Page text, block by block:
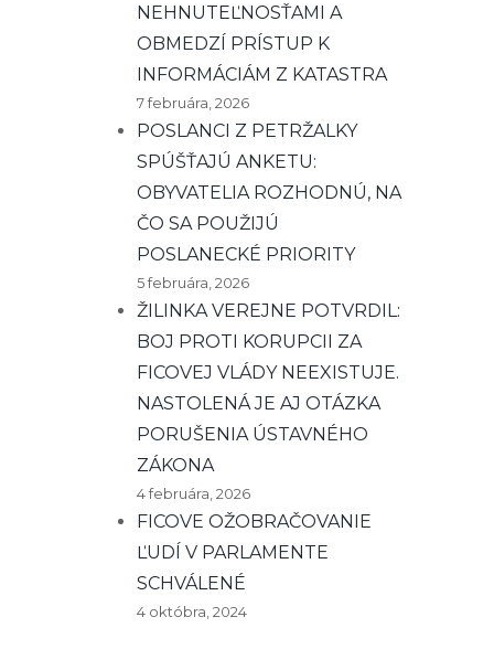
NEHNUTEĽNOSŤAMI A
OBMEDZÍ PRÍSTUP K
INFORMÁCIÁM Z KATASTRA
7 februára, 2026
POSLANCI Z PETRŽALKY
SPÚŠŤAJÚ ANKETU:
OBYVATELIA ROZHODNÚ, NA
ČO SA POUŽIJÚ
POSLANECKÉ PRIORITY
5 februára, 2026
ŽILINKA VEREJNE POTVRDIL:
BOJ PROTI KORUPCII ZA
FICOVEJ VLÁDY NEEXISTUJE.
NASTOLENÁ JE AJ OTÁZKA
PORUŠENIA ÚSTAVNÉHO
ZÁKONA
4 februára, 2026
FICOVE OŽOBRAČOVANIE
ĽUDÍ V PARLAMENTE
SCHVÁLENÉ
4 októbra, 2024